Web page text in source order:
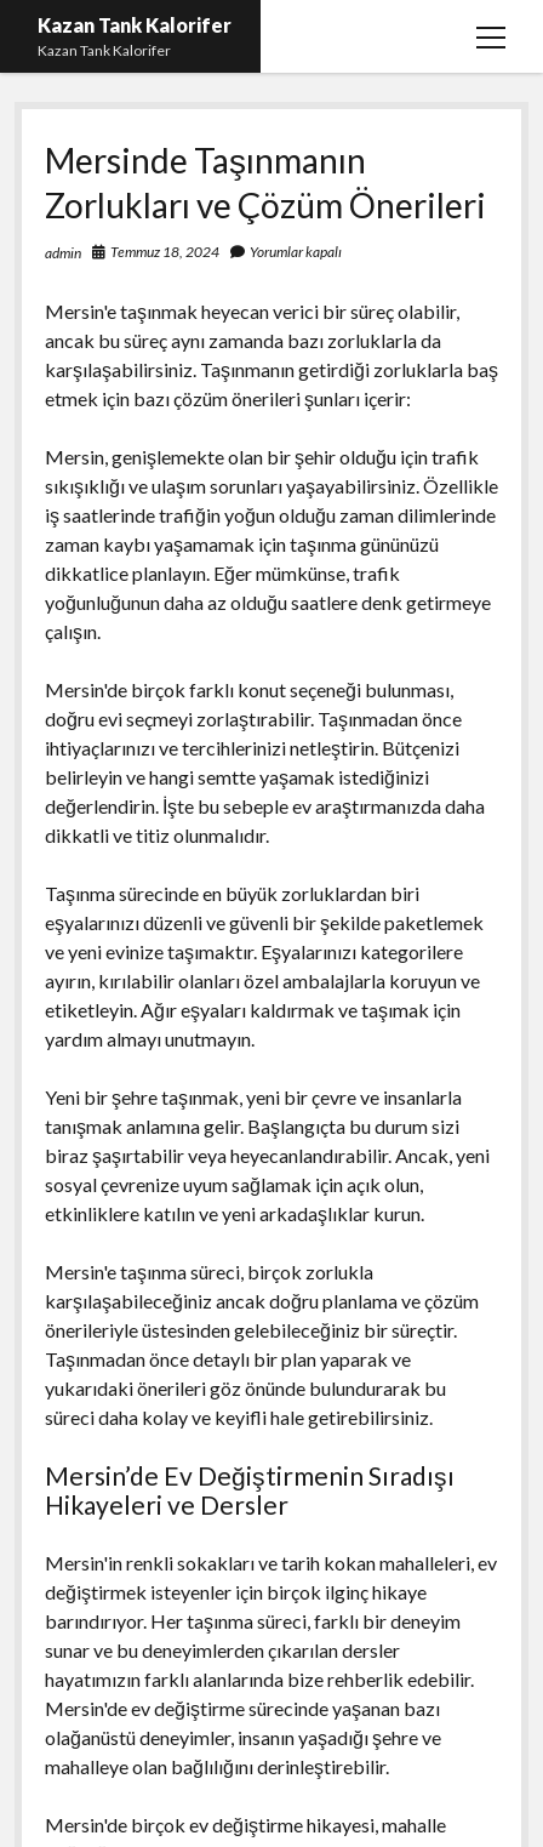
Kazan Tank Kalorifer
Kazan Tank Kalorifer
menüyü
Igtv Beğeni Çoğaltma
Liste
Sayfa Listesi
Spotify Dinlenme Yükseltme Hilesi
Twitter Gizli Hesap Yorumları
Mersinde Taşınmanın
Zorlukları ve Çözüm Önerileri
admin Temmuz 18, 2024 Yorumlar kapalı
Mersin'e taşınmak heyecan verici bir süreç olabilir,
ancak bu süreç aynı zamanda bazı zorluklarla da
karşılaşabilirsiniz. Taşınmanın getirdiği zorluklarla baş
etmek için bazı çözüm önerileri şunları içerir:
Mersin, genişlemekte olan bir şehir olduğu için trafik
sıkışıklığı ve ulaşım sorunları yaşayabilirsiniz. Özellikle
iş saatlerinde trafiğin yoğun olduğu zaman dilimlerinde
zaman kaybı yaşamamak için taşınma gününüzü
dikkatlice planlayın. Eğer mümkünse, trafik
yoğunluğunun daha az olduğu saatlere denk getirmeye
çalışın.
Mersin'de birçok farklı konut seçeneği bulunması,
doğru evi seçmeyi zorlaştırabilir. Taşınmadan önce
ihtiyaçlarınızı ve tercihlerinizi netleştirin. Bütçenizi
belirleyin ve hangi semtte yaşamak istediğinizi
değerlendirin. İşte bu sebeple ev araştırmanızda daha
dikkatli ve titiz olunmalıdır.
Taşınma sürecinde en büyük zorluklardan biri
eşyalarınızı düzenli ve güvenli bir şekilde paketlemek
ve yeni evinize taşımaktır. Eşyalarınızı kategorilere
ayırın, kırılabilir olanları özel ambalajlarla koruyun ve
etiketleyin. Ağır eşyaları kaldırmak ve taşımak için
yardım almayı unutmayın.
Yeni bir şehre taşınmak, yeni bir çevre ve insanlarla
tanışmak anlamına gelir. Başlangıçta bu durum sizi
biraz şaşırtabilir veya heyecanlandırabilir. Ancak, yeni
sosyal çevrenize uyum sağlamak için açık olun,
etkinliklere katılın ve yeni arkadaşlıklar kurun.
Mersin'e taşınma süreci, birçok zorlukla
karşılaşabileceğiniz ancak doğru planlama ve çözüm
önerileriyle üstesinden gelebileceğiniz bir süreçtir.
Taşınmadan önce detaylı bir plan yaparak ve
yukarıdaki önerileri göz önünde bulundurarak bu
süreci daha kolay ve keyifli hale getirebilirsiniz.
Mersin’de Ev Değiştirmenin Sıradışı
Hikayeleri ve Dersler
Mersin'in renkli sokakları ve tarih kokan mahalleleri, ev
değiştirmek isteyenler için birçok ilginç hikaye
barındırıyor. Her taşınma süreci, farklı bir deneyim
sunar ve bu deneyimlerden çıkarılan dersler
hayatımızın farklı alanlarında bize rehberlik edebilir.
Mersin'de ev değiştirme sürecinde yaşanan bazı
olağanüstü deneyimler, insanın yaşadığı şehre ve
mahalleye olan bağlılığını derinleştirebilir.
Mersin'de birçok ev değiştirme hikayesi, mahalle